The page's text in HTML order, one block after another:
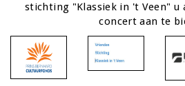
stichting "Klassiek in 't Veen" u
concert aan te